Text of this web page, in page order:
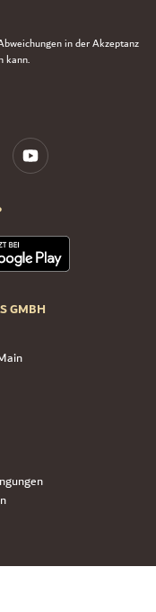
GMBH
in der Akzeptanz
kann.